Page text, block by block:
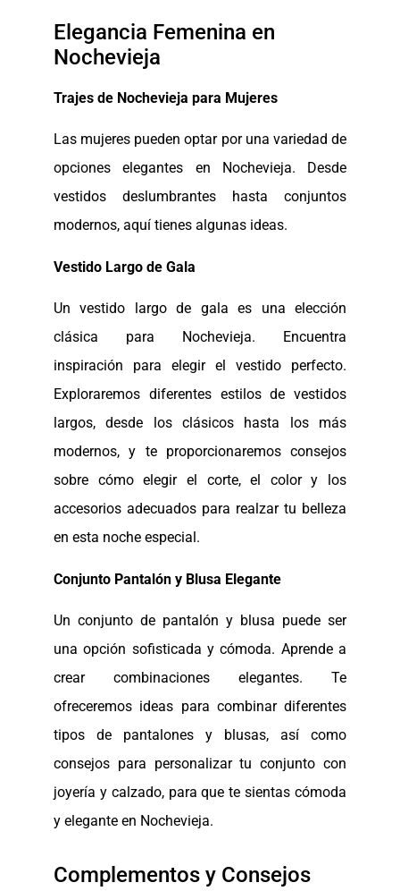
Elegancia Femenina en
Nochevieja
Trajes de Nochevieja para Mujeres
Las mujeres pueden optar por una variedad de
opciones elegantes en Nochevieja. Desde
vestidos deslumbrantes hasta conjuntos
modernos, aquí tienes algunas ideas.
Vestido Largo de Gala
Un vestido largo de gala es una elección
clásica para Nochevieja. Encuentra
inspiración para elegir el vestido perfecto.
Exploraremos diferentes estilos de vestidos
largos, desde los clásicos hasta los más
modernos, y te proporcionaremos consejos
sobre cómo elegir el corte, el color y los
accesorios adecuados para realzar tu belleza
en esta noche especial.
Conjunto Pantalón y Blusa Elegante
Un conjunto de pantalón y blusa puede ser
una opción sofisticada y cómoda. Aprende a
crear combinaciones elegantes. Te
ofreceremos ideas para combinar diferentes
tipos de pantalones y blusas, así como
consejos para personalizar tu conjunto con
joyería y calzado, para que te sientas cómoda
y elegante en Nochevieja.
Complementos y Consejos